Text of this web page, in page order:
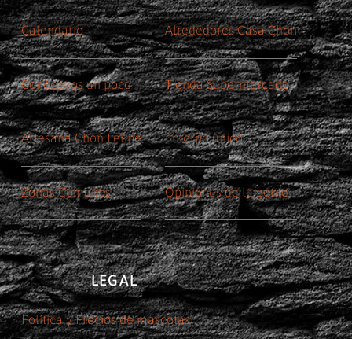
Calendario
Conócenos un poco
Artesana Chon Felipe
Zonas Comunes
Alrededores Casa Chon
Tienda Supermercado
Entorno único
Opiniones de la gente
LEGAL
Política y Precios de mascotas